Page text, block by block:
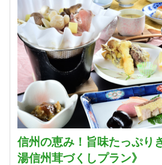
信州の恵み！旨味たっぷり
湯信州茸づくしプラン》